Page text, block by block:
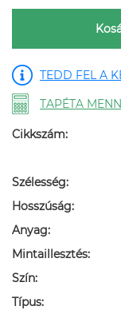
TEDD FEL A
TAPÉTA
Cikkszám:
Szélesség:
Hosszúság:
Anyag:
Mintaillesztés:
Szín:
Típus: